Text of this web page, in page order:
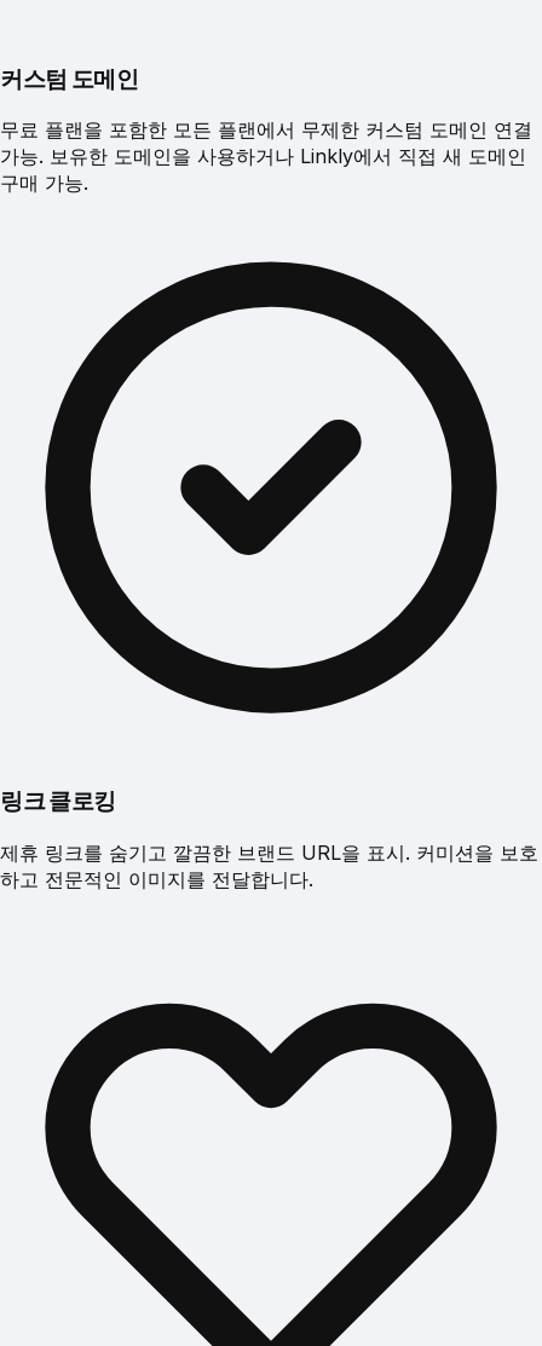
커스텀 도메인
무료 플랜을 포함한 모든 플랜에서 무제한 커스텀 도메인 연결
가능. 보유한 도메인을 사용하거나 Linkly에서 직접 새 도메인
구매 가능.
링크 클로킹
제휴 링크를 숨기고 깔끔한 브랜드 URL을 표시. 커미션을 보호
하고 전문적인 이미지를 전달합니다.